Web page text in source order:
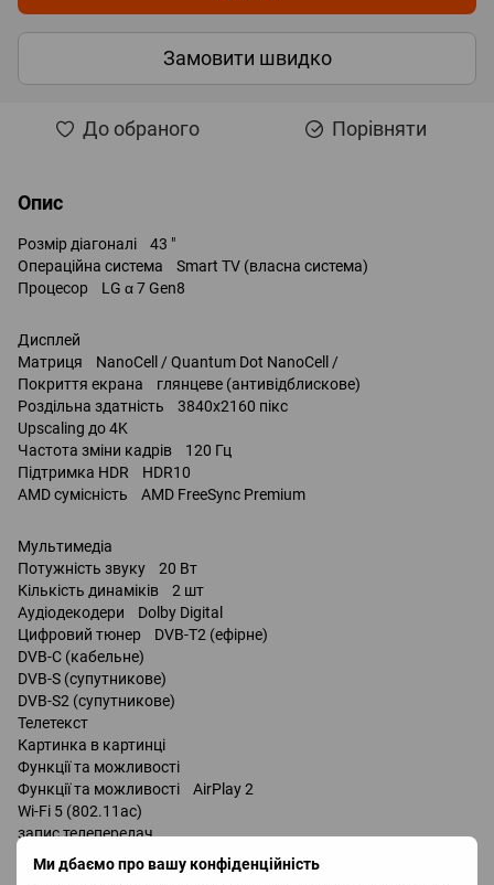
Ми дбаємо про вашу конфіденційність
Замовити швидко
До обраного Порівняти
Опис
Розмір діагоналі 43 "
Операційна система Smart TV (власна система)
Процесор LG α 7 Gen8
Дисплей
Матриця NanoCell / Quantum Dot NanoCell /
Покриття екрана глянцеве (антивідблискове)
Роздільна здатність 3840x2160 пікс
Upscaling до 4K
Частота зміни кадрів 120 Гц
Підтримка HDR HDR10
AMD сумісність AMD FreeSync Premium
Мультимедіа
Потужність звуку 20 Вт
Кількість динаміків 2 шт
Аудіодекодери Dolby Digital
Цифровий тюнер DVB-T2 (ефірне)
DVB-C (кабельне)
DVB-S (супутникове)
DVB-S2 (супутникове)
Телетекст
Картинка в картинці
Функції та можливості
Функції та можливості AirPlay 2
Wi-Fi 5 (802.11ac)
запис телепередач
Miracast
Bluetooth v 5.0